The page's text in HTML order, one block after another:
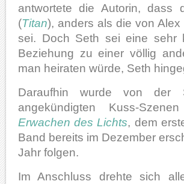
antwortete die Autorin,
(Titan), anders als die von Alex
sei. Doch Seth sei eine sehr
Beziehung zu einer völlig
man heiraten würde, Seth
Daraufhin wurde von der
angekündigten Kuss-
Erwachen des Lichts, dem
Band bereits im Dezember
Jahr folgen.
Im Anschluss drehte sich